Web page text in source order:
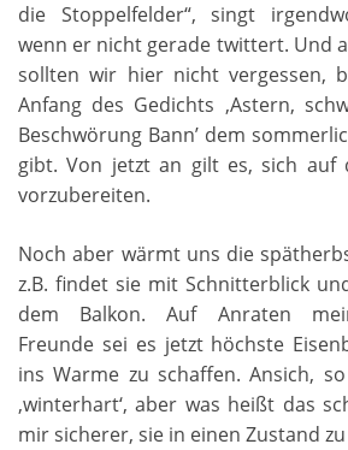
die Stoppelfelder“, singt
wenn er nicht gerade twittert. Und
sollten wir hier nicht vergessen,
Anfang des Gedichts ‚Astern,
Beschwörung Bann’ dem
gibt. Von jetzt an gilt es, sich auf
vorzubereiten.
Noch aber wärmt uns die
z.B. findet sie mit Schnitterblick
dem Balkon. Auf Anraten
Freunde sei es jetzt höchste
ins Warme zu schaffen. Ansich,
‚winterhart‘, aber was heißt das
mir sicherer, sie in einen Zustand